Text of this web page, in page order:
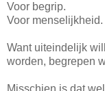
Voor begrip.
Voor menselijkheid.
Want uiteindelijk
worden, begrepen